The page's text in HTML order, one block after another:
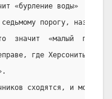
«бурление воды»  и
порогу,
значит  «малый
где Херсониты
сходятся, и можно